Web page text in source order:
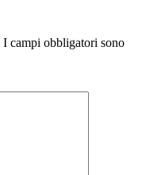
I campi obbligatori sono